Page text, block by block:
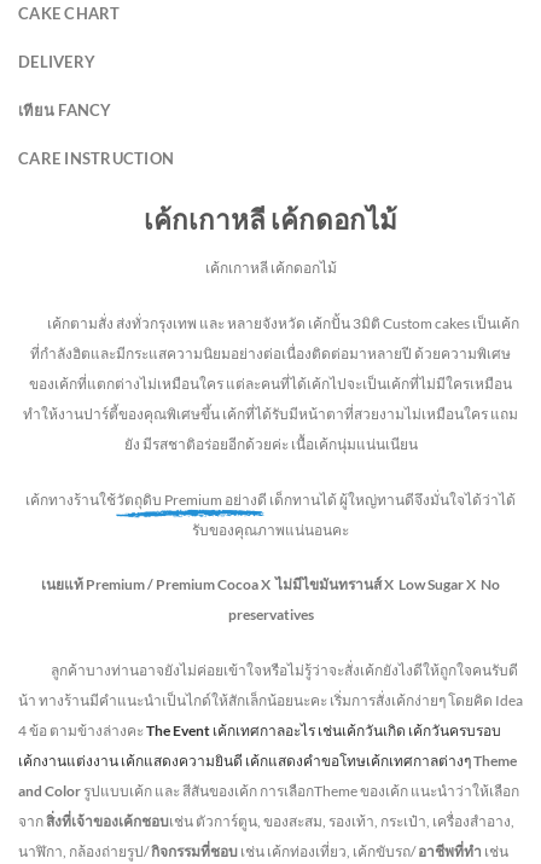
CAKE CHART
DELIVERY
เทียน FANCY
CARE INSTRUCTION
เค้กเกาหลี เค้กดอกไม้
เค้กเกาหลี เค้กดอกไม้
เค้กตามสั่ง ส่งทั่วกรุงเทพ และ หลายจังหวัด เค้กปั้น 3มิติ Custom cakes เป็นเค้ก
ที่กำลังฮิตและมีกระแสความนิยมอย่างต่อเนื่องติดต่อมาหลายปี ด้วยความพิเศษ
ของเค้กที่แตกต่างไม่เหมือนใคร แต่ละคนที่ได้เค้กไปจะเป็นเค้กที่ไม่มีใครเหมือน
ทำให้งานปาร์ตี้ของคุณพิเศษขึ้น เค้กที่ได้รับมีหน้าตาที่สวยงามไม่เหมือนใคร แถม
ยัง มีรสชาติอร่อยอีกด้วยค่ะ เนื้อเค้กนุ่มแน่นเนียน
เค้กทางร้านใช้วัตถุดิบ Premium อย่างดี เด็กทานได้ ผู้ใหญ่ทานดีจึงมั่นใจได้ว่าได้
รับของคุณภาพแน่นอนคะ
เนยแท้ Premium / Premium CocoaX ไม่มีไขมันทรานส์X Low SugarX No
preservatives
ลูกค้าบางท่านอาจยังไม่ค่อยเข้าใจหรือไม่รู้ว่าจะสั่งเค้กยังไงดีให้ถูกใจคนรับดี
น้า ทางร้านมีคำแนะนำเป็นไกด์ให้สักเล็กน้อยนะคะ เริ่มการสั่งเค้กง่ายๆ โดยคิด Idea
4 ข้อ ตามข้างล่างคะ The Event เค้กเทศกาลอะไร เช่นเค้กวันเกิด เค้กวันครบรอบ
เค้กงานแต่งงาน เค้กแสดงความยินดี เค้กแสดงคำขอโทษเค้กเทศกาลต่างๆTheme
and Color รูปแบบเค้ก และ สีสันของเค้ก การเลือกTheme ของเค้ก แนะนำว่าให้เลือก
จากสิ่งที่เจ้าของเค้กชอบเช่น ตัวการ์ตูน, ของสะสม, รองเท้า, กระเป๋า, เครื่องสำอาง,
นาฬิกา, กล้องถ่ายรูป/กิจกรรมที่ชอบ เช่น เค้กท่องเที่ยว, เค้กขับรถ/อาชีพที่ทำ เช่น